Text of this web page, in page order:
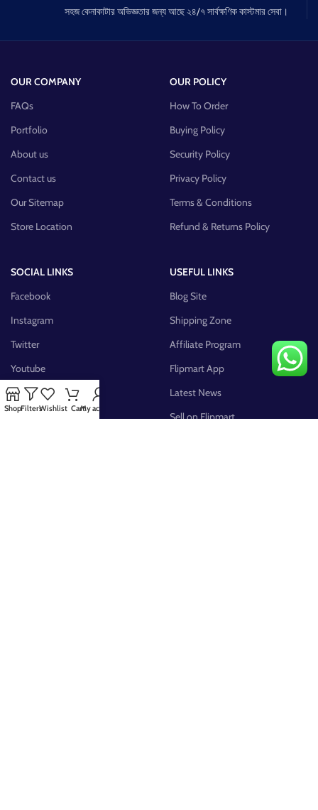
সহজ কেনাকাটার অভিজ্ঞতার জন্য আছে ২৪/৭ সার্বক্ষণিক কাস্টমার সেবা।
OUR COMPANY
FAQs
Portfolio
About us
Contact us
Our Sitemap
Store Location
OUR POLICY
How To Order
Buying Policy
Security Policy
Privacy Policy
Terms & Conditions
Refund & Returns Policy
SOCIAL LINKS
Facebook
Instagram
Twitter
Youtube
Pinterest
FB Group
USEFUL LINKS
Blog Site
Shipping Zone
Affiliate Program
Flipmart App
Latest News
Sell on Flipmart
ShopFiltersWishlist CartMy account